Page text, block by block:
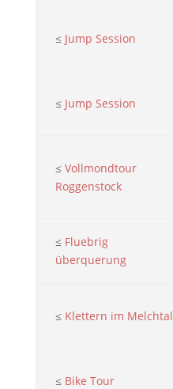
≤ Jump Session
≤ Jump Session
≤ Vollmondtour
Roggenstock
≤ Fluebrig
überquerung
≤ Klettern im Melchtal
≤ Bike Tour